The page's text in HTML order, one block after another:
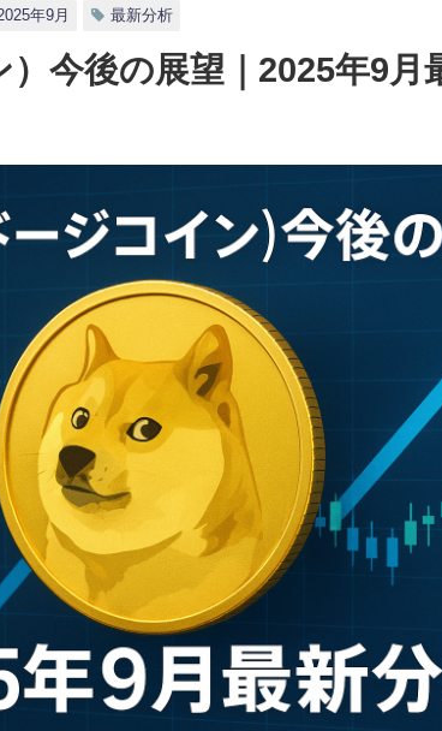
年9月 最新分析
今後の展望｜2025年9月